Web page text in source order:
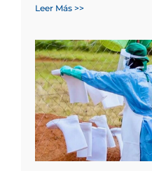
Leer Más >>